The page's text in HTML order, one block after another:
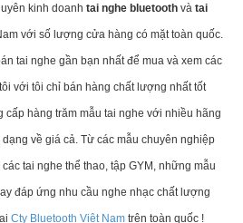
kinh doanh tai nghe bluetooth và tai
với số lượng cửa hàng có mặt toàn quốc.
tai nghe gần bạn nhất để mua và xem các
với tôi chỉ bán hàng chất lượng nhất tốt
cấp hàng trăm mẫu tai nghe với nhiều hãng
về giá cả. Từ các mẫu chuyên nghiệp
tai nghe thể thao, tập GYM, những mẫu
đáp ứng nhu cầu nghe nhạc chất lượng
Cty Bluetooth Việt Nam trên toàn quốc !